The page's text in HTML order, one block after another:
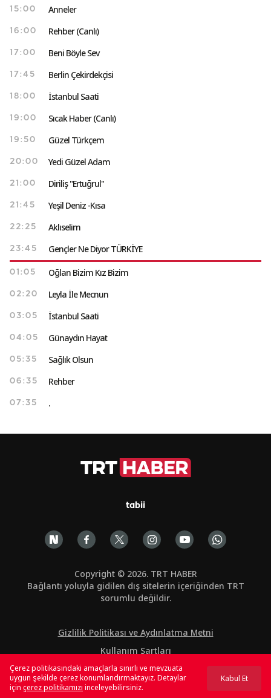
15:00 Anneler
16:00 Rehber (Canlı)
17:00 Beni Böyle Sev
17:45 Berlin Çekirdekçisi
18:00 İstanbul Saati
19:00 Sıcak Haber (Canlı)
19:50 Güzel Türkçem
20:00 Yedi Güzel Adam
21:00 Diriliş "Ertuğrul"
21:45 Yeşil Deniz -Kısa
22:25 Aklıselim
23:45 Gençler Ne Diyor TÜRKİYE
01:05 Oğlan Bizim Kız Bizim
02:20 Leyla İle Mecnun
03:05 İstanbul Saati
04:05 Günaydın Hayat
05:35 Sağlık Olsun
06:35 Rehber
07:35 .
tabii
Copyright © 2026. TRT HABER
Bağlantı yoluyla gidilen dış sitelerin içeriğinden TRT
sorumlu değildir.
Gizlilik Politikası ve Aydınlatma Metni
Kullanım Şartları
Çerez Politikası
Çerez politikasındaki amaçlarla sınırlı ve mevzuata
uygun şekilde çerez konumlandırmaktayız. Detaylar
için çerez politikamızı inceleyebilirsiniz.
Kabul Et